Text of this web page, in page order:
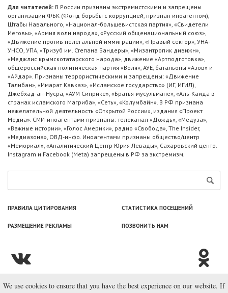
Для читателей: В России признаны экстремистскими и запрещены
организации ФБК (Фонд борьбы с коррупцией, признан иноагентом),
Штабы Навального, «Национал-большевистская партия», «Свидетели
Иеговы», «Армия воли народа», «Русский общенациональный союз»,
«Движение против нелегальной иммиграции», «Правый сектор», УНА-
УНСО, УПА, «Тризуб им. Степана Бандеры», «Мизантропик дивижн»,
«Меджлис крымскотатарского народа», движение «Артподготовка»,
общероссийская политическая партия «Воля», АУЕ, батальоны «Азов» и
«Айдар». Признаны террористическими и запрещены: «Движение
Талибан», «Имарат Кавказ», «Исламское государство» (ИГ, ИГИЛ),
Джебхад-ан-Нусра, «АУМ Синрике», «Братья-мусульмане», «Аль-Каида в
странах исламского Магриба», «Сеть», «Колумбайн». В РФ признана
нежелательной деятельность «Открытой России», издания «Проект
Медиа». СМИ-иноагентами признаны: телеканал «Дождь», «Медуза»,
«Важные истории», «Голос Америки», радио «Свобода», The Insider,
«Медиазона», ОВД-инфо. Иноагентами признаны общество/центр
«Мемориал», «Аналитический Центр Юрия Левады», Сахаровский центр.
Instagram и Facebook (Metа) запрещены в РФ за экстремизм.
ПРАВИЛА ЦИТИРОВАНИЯ СТАТИСТИКА ПОСЕЩЕНИЙ
РАЗМЕЩЕНИЕ РЕКЛАМЫ ПОЗВОНИТЬ НАМ
© ООО «Лаборатория Новоcтей», 2003—2026.
We use cookies to ensure that you have the best experience on our website. If